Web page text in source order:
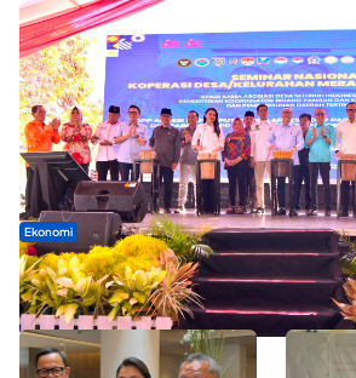
Ekonomi
Seminar di Ternate, Mendes Perkuat
Kopdes Merah Putih